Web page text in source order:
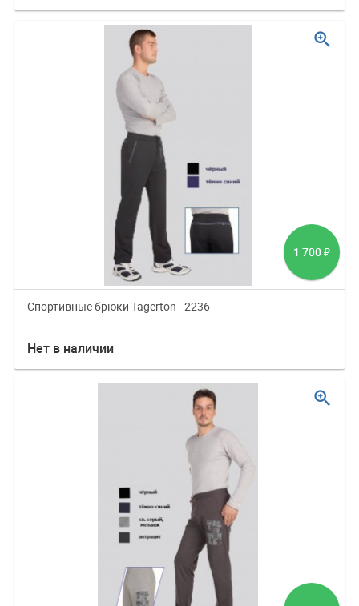
1 700 ₽
Спортивные брюки Tagerton - 2236
Нет в наличии
zoom_in
zoom_in